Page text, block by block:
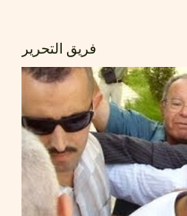
فريق التحرير